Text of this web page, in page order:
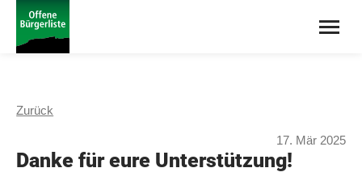
Zurück
17. Mär 2025
Danke für eure Unterstützung!